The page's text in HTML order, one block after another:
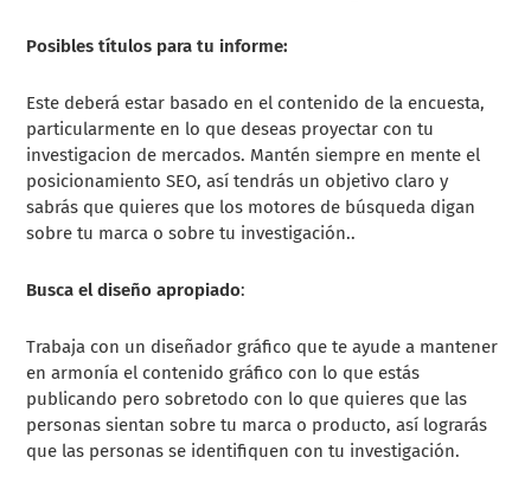
Posibles títulos para tu informe:
Este deberá estar basado en el contenido de la encuesta,
particularmente en lo que deseas proyectar con tu
investigacion de mercados. Mantén siempre en mente el
posicionamiento SEO, así tendrás un objetivo claro y
sabrás que quieres que los motores de búsqueda digan
sobre tu marca o sobre tu investigación..
Busca el diseño apropiado:
Trabaja con un diseñador gráfico que te ayude a mantener
en armonía el contenido gráfico con lo que estás
publicando pero sobretodo con lo que quieres que las
personas sientan sobre tu marca o producto, así lograrás
que las personas se identifiquen con tu investigación.